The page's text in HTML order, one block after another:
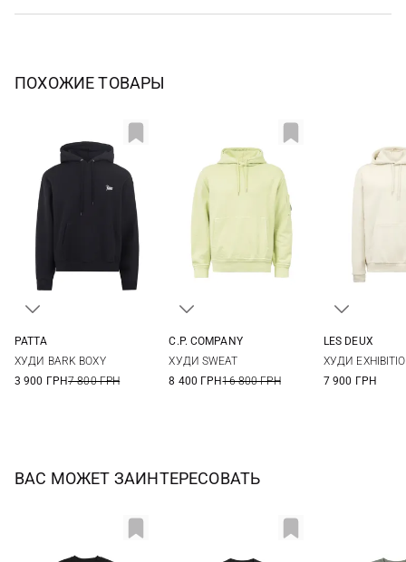
ПОХОЖИЕ ТОВАРЫ
PATTA
ХУДИ BARK BOXY
3 900 ГРН7 800 ГРН
XL
C.P. COMPANY
ХУДИ SWEAT
8 400 ГРН16 800 ГРН
LES DEUX
ХУДИ
7 900 ГРН
ВАС МОЖЕТ ЗАИНТЕРЕСОВАТЬ